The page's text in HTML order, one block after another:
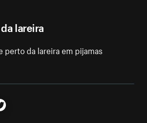
lareira
perto da lareira em pijamas